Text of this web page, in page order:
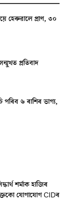
হেৰুৱালে প্ৰাণ, ৩০
প্ৰতিবাদ
৬ ৰাশিৰ ভাগ্য,
শৰ্মাক হাজিৰ
যোগাযোগ CIDৰ